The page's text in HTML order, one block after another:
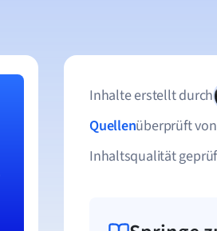
Inhalte erstellt durch
Quellenüberprüft von
Inhaltsqualität